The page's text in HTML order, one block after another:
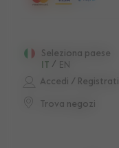
Accedi / Registrati
Trova negozi
Seleziona paese
EN
/